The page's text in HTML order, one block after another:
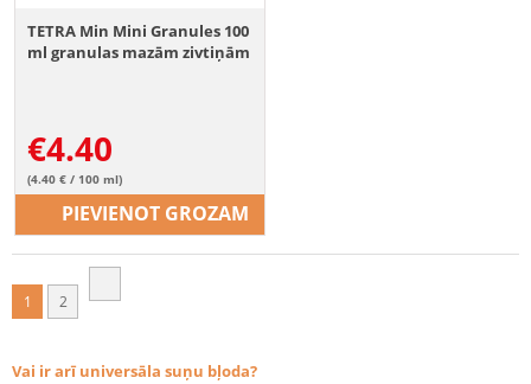
TETRA Min Mini Granules 100
ml granulas mazām zivtiņām
€4.40
(4.40 € / 100 ml)
PIEVIENOT GROZAM
1 2
Vai ir arī universāla suņu bļoda?